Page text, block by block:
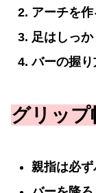
アーチを作
足はしっ
バーの握
グリップ
親指は必